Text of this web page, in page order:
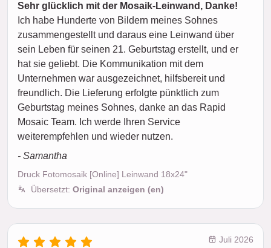
Sehr glücklich mit der Mosaik-Leinwand, Danke!
Ich habe Hunderte von Bildern meines Sohnes
zusammengestellt und daraus eine Leinwand über
sein Leben für seinen 21. Geburtstag erstellt, und er
hat sie geliebt. Die Kommunikation mit dem
Unternehmen war ausgezeichnet, hilfsbereit und
freundlich. Die Lieferung erfolgte pünktlich zum
Geburtstag meines Sohnes, danke an das Rapid
Mosaic Team. Ich werde Ihren Service
weiterempfehlen und wieder nutzen.
- Samantha
Druck Fotomosaik [Online] Leinwand 18x24"
Übersetzt: Original anzeigen (en)
Juli 2026